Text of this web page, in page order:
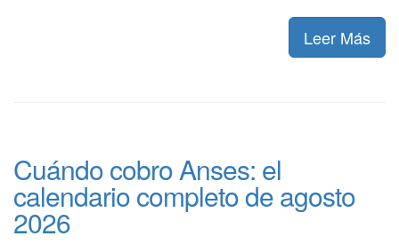
Leer Más
Cuándo cobro Anses: el
calendario completo de agosto
2026